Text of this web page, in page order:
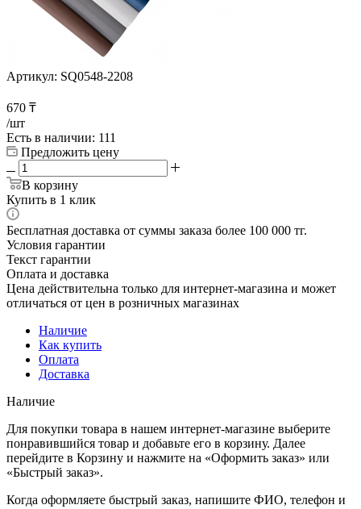
Артикул: SQ0548-2208
670 ₸
/шт
Есть в наличии: 111
Предложить цену
В корзину
Купить в 1 клик
Бесплатная доставка от суммы заказа более 100 000 тг.
Условия гарантии
Текст гарантии
Оплата и доставка
Цена действительна только для интернет-магазина и может
отличаться от цен в розничных магазинах
Наличие
Как купить
Оплата
Доставка
Наличие
Для покупки товара в нашем интернет-магазине выберите
понравившийся товар и добавьте его в корзину. Далее
перейдите в Корзину и нажмите на «Оформить заказ» или
«Быстрый заказ».
Когда оформляете быстрый заказ, напишите ФИО, телефон и